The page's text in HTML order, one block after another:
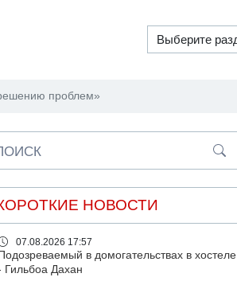
проблем»
НОВОСТИ
07.08.2026 17:57
Подозреваемый в домогательствах в хостеле
Гильбоа Дахан